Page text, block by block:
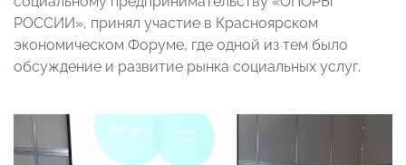
РОССИИ», принял участие в Красноярском
экономическом Форуме, где одной из тем было
обсуждение и развитие рынка социальных услуг.